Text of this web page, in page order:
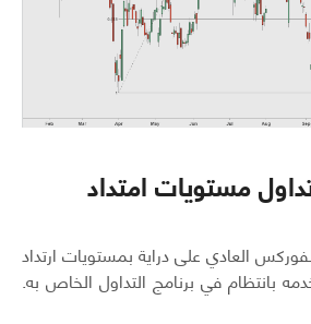
مستويات امتداد
العادي على دراية بمستويات ارتداد
بانتظام في برنامج التداول الخاص به.